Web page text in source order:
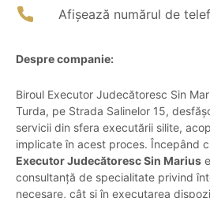
Afișează numărul de
Despre companie:
Biroul Executor Judecătoresc Sin
Turda, pe Strada Salinelor 15,
servicii din sfera executării silite,
implicate în acest proces. Începând
Executor Judecătoresc Sin Marius
consultanță de specialitate privind
necesare, cât și în executarea